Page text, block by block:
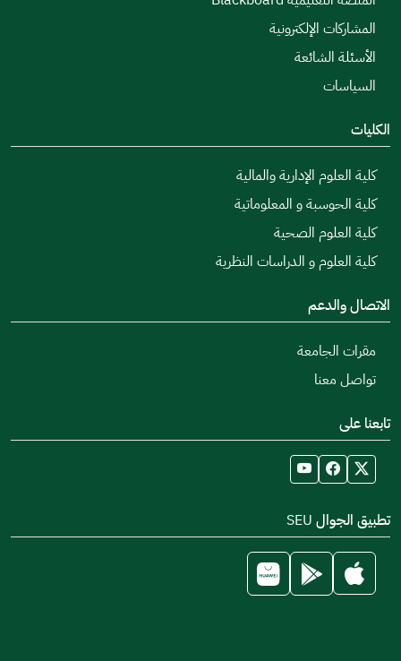
المشاركات الإلكترونية
الأسئلة الشائعة
السياسات
الكليات
كلية العلوم الإدارية والمالية
كلية الحوسبة و المعلوماتية
كلية العلوم الصحية
كلية العلوم و الدراسات النظرية
الاتصال والدعم
مقرات الجامعة
تواصل معنا
تابعنا على
تطبيق الجوال SEU